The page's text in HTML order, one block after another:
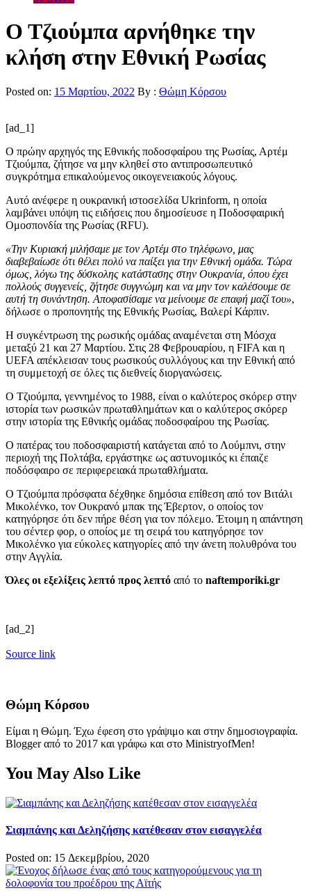
Ο Τζιούμπα αρνήθηκε την
κλήση στην Εθνική Ρωσίας
Posted on: 15 Μαρτίου, 2022 By : Θώμη Κόρσου
[ad_1]
Ο πρώην αρχηγός της Εθνικής ποδοσφαίρου της Ρωσίας, Αρτέμ
Τζιούμπα, ζήτησε να μην κληθεί στο αντιπροσωπευτικό
συγκρότημα επικαλούμενος οικογενειακούς λόγους.
Αυτό ανέφερε η ουκρανική ιστοσελίδα Ukrinform, η οποία
λαμβάνει υπόψη τις ειδήσεις που δημοσίευσε η Ποδοσφαιρική
Ομοσπονδία της Ρωσίας (RFU).
«Την Κυριακή μιλήσαμε με τον Αρτέμ στο τηλέφωνο, μας
διαβεβαίωσε ότι θέλει πολύ να παίξει για την Εθνική ομάδα. Τώρα
όμως, λόγω της δύσκολης κατάστασης στην Ουκρανία, όπου έχει
πολλούς συγγενείς, ζήτησε συγγνώμη και να μην τον καλέσουμε σε
αυτή τη συνάντηση. Αποφασίσαμε να μείνουμε σε επαφή μαζί του»,
δήλωσε ο προπονητής της Εθνικής Ρωσίας, Βαλερί Κάρπιν.
Η συγκέντρωση της ρωσικής ομάδας αναμένεται στη Μόσχα
μεταξύ 21 και 27 Μαρτίου. Στις 28 Φεβρουαρίου, η FIFA και η
UEFA απέκλεισαν τους ρωσικούς συλλόγους και την Εθνική από
τη συμμετοχή σε όλες τις διεθνείς διοργανώσεις.
Ο Τζιούμπα, γεννημένος το 1988, είναι ο καλύτερος σκόρερ στην
ιστορία των ρωσικών πρωταθλημάτων και ο καλύτερος σκόρερ
στην ιστορία της Εθνικής ομάδας ποδοσφαίρου της Ρωσίας.
Ο πατέρας του ποδοσφαιριστή κατάγεται από το Λούμπνι, στην
περιοχή της Πολτάβα, εργάστηκε ως αστυνομικός κι έπαιζε
ποδόσφαιρο σε περιφερειακά πρωταθλήματα.
Ο Τζιούμπα πρόσφατα δέχθηκε δημόσια επίθεση από τον Βιτάλι
Μικολένκο, τον Ουκρανό μπακ της Έβερτον, ο οποίος τον
κατηγόρησε ότι δεν πήρε θέση για τον πόλεμο. Έτοιμη η απάντηση
του σέντερ φορ, ο οποίος με τη σειρά του κατηγόρησε τον
Μικολένκο για εύκολες κατηγορίες από την άνετη πολυθρόνα του
στην Αγγλία.
Όλες οι εξελίξεις λεπτό προς λεπτό από το naftemporiki.gr
[ad_2]
Source link
Θώμη Κόρσου
Είμαι η Θώμη. Έχω έφεση στο γράψιμο και στην δημοσιογραφία.
Blogger από το 2017 και γράφω και στο MinistryofMen!
You May Also Like
Σιαμπάνης και Δεληζήσης κατέθεσαν στον εισαγγελέα
Posted on: 15 Δεκεμβρίου, 2020